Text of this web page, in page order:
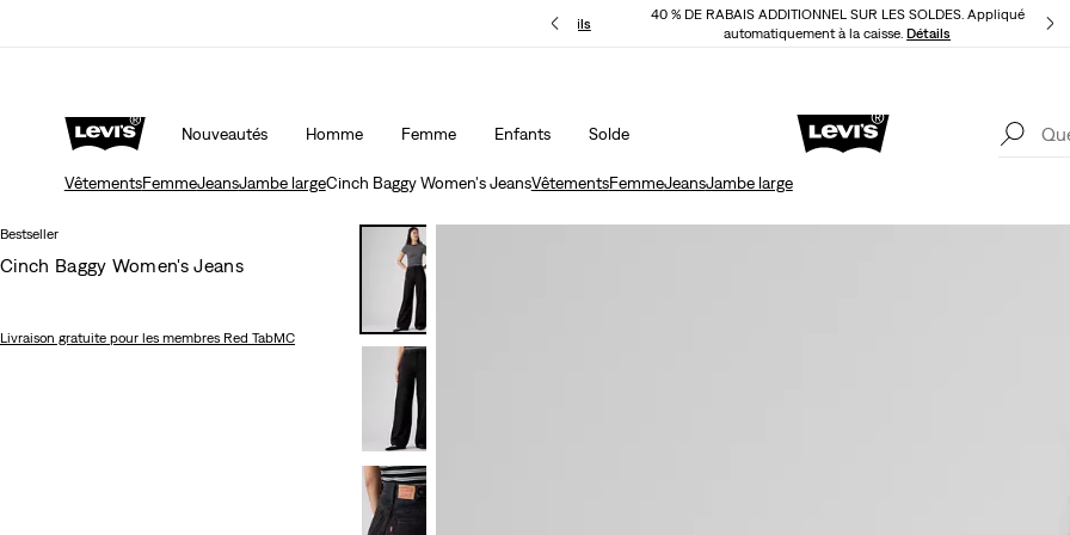
Détails
40 % DE RABAIS ADDITIONNEL SUR LES SOLDES. Appliqué
automatiquement à la caisse.Détails
Nouveautés Homme Femme Enfants Solde
LE MEILLEUR DE LEVI'SMD – MAINTENANT DANS L’APPLI Détails
VêtementsFemmeJeansJambe largeCinch Baggy Women's JeansVêtementsFemmeJeansJambe large
Bestseller
Cinch Baggy Women's Jeans
Livraison gratuite pour les membres Red TabMC